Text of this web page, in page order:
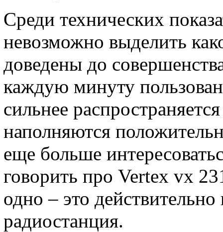
Среди технических
невозможно выделить
доведены до
каждую минуту
сильнее
наполняются
еще больше
говорить про Vertex vx
одно – это
радиостанция.